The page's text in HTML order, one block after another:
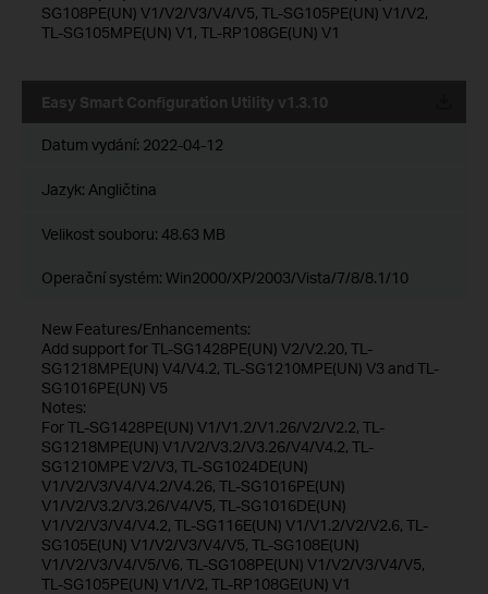
SG108PE(UN) V1/V2/V3/V4/V5, TL-SG105PE(UN) V1/V2,
TL-SG105MPE(UN) V1, TL-RP108GE(UN) V1
Easy Smart Configuration Utility v1.3.10
Datum vydání: 2022-04-12
Jazyk: Angličtina
Velikost souboru: 48.63 MB
Operační systém: Win2000/XP/2003/Vista/7/8/8.1/10
New Features/Enhancements:
Add support for TL-SG1428PE(UN) V2/V2.20, TL-
SG1218MPE(UN) V4/V4.2, TL-SG1210MPE(UN) V3 and TL-
SG1016PE(UN) V5
Notes:
For TL-SG1428PE(UN) V1/V1.2/V1.26/V2/V2.2, TL-
SG1218MPE(UN) V1/V2/V3.2/V3.26/V4/V4.2, TL-
SG1210MPE V2/V3, TL-SG1024DE(UN)
V1/V2/V3/V4/V4.2/V4.26, TL-SG1016PE(UN)
V1/V2/V3.2/V3.26/V4/V5, TL-SG1016DE(UN)
V1/V2/V3/V4/V4.2, TL-SG116E(UN) V1/V1.2/V2/V2.6, TL-
SG105E(UN) V1/V2/V3/V4/V5, TL-SG108E(UN)
V1/V2/V3/V4/V5/V6, TL-SG108PE(UN) V1/V2/V3/V4/V5,
TL-SG105PE(UN) V1/V2, TL-RP108GE(UN) V1